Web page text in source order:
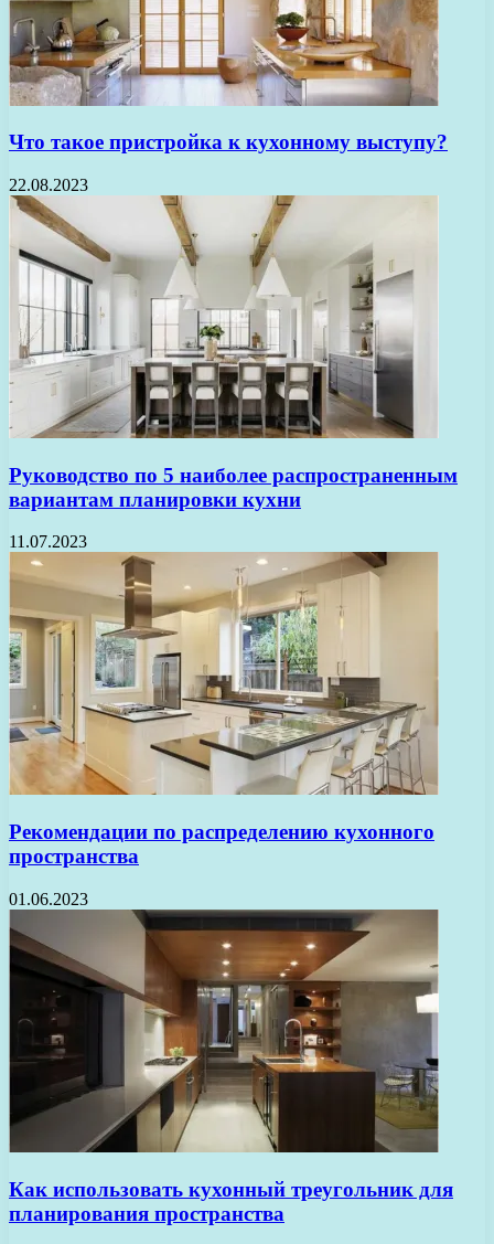
Что такое пристройка к кухонному выступу?
22.08.2023
Руководство по 5 наиболее распространенным
вариантам планировки кухни
11.07.2023
Рекомендации по распределению кухонного
пространства
01.06.2023
Как использовать кухонный треугольник для
планирования пространства